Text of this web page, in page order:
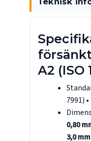
A2 (ISO
7991)
0,80
3,0 mm